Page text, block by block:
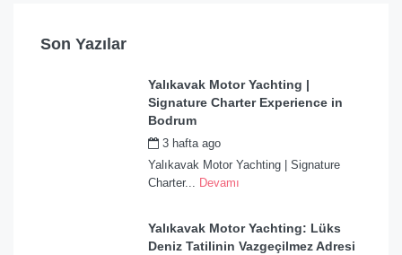
Son Yazılar
Yalıkavak Motor Yachting |
Signature Charter Experience in
Bodrum
3 hafta ago
Yalıkavak Motor Yachting | Signature
Charter... Devamı
Yalıkavak Motor Yachting: Lüks
Deniz Tatilinin Vazgeçilmez Adresi